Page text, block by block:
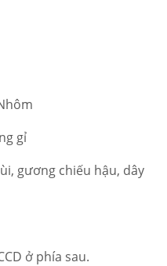
gỉ
gương chiếu hậu, dây
ở phía sau.